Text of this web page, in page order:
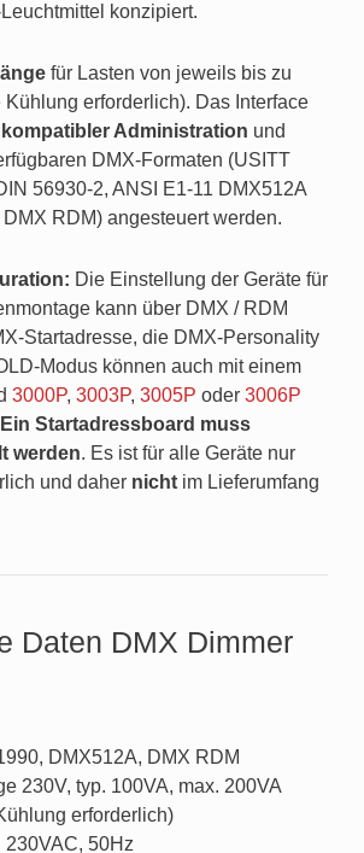
konzipiert.
für Lasten von jeweils bis zu
Kühlung erforderlich). Das Interface
kompatibler Administration und
DMX-Formaten (USITT
56930-2, ANSI E1-11 DMX512A
RDM) angesteuert werden.
Die Einstellung der Geräte für
kann über DMX / RDM
Startadresse, die DMX-Personality
Modus können auch mit einem
3000P, 3003P, 3005P oder 3006P
Ein Startadressboard muss
werden. Es ist für alle Geräte nur
und daher nicht im Lieferumfang
Daten DMX Dimmer
DMX512A, DMX RDM
230V, typ. 100VA, max. 200VA
erforderlich)
230VAC, 50Hz